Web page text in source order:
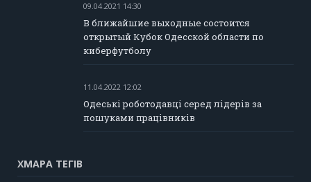
09.04.2021 14:30
В ближайшие выходные состоится
открытый Кубок Одесской области по
киберфутболу
11.04.2022 12:02
Одеські роботодавці серед лідерів за
пошуками працівників
ХМАРА ТЕГІВ